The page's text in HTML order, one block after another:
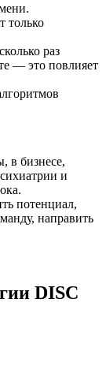
только
раз
— это повлияет
в бизнесе,
и
потенциал,
направить
DISC